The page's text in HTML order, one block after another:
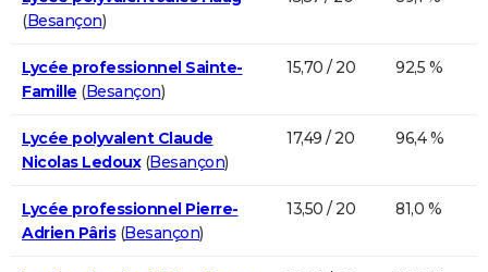
(Besançon)
Lycée professionnel Sainte-
Famille (Besançon)
15,70 / 20 92,5 %
Lycée polyvalent Claude
Nicolas Ledoux(Besançon)
17,49 / 20 96,4 %
Lycée professionnel Pierre-
Adrien Pâris(Besançon)
13,50 / 20 81,0 %